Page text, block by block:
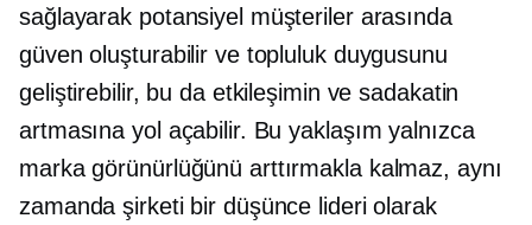
sağlayarak potansiyel müşteriler arasında
güven oluşturabilir ve topluluk duygusunu
geliştirebilir, bu da etkileşimin ve sadakatin
artmasına yol açabilir. Bu yaklaşım yalnızca
marka görünürlüğünü arttırmakla kalmaz, aynı
zamanda şirketi bir düşünce lideri olarak